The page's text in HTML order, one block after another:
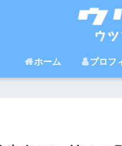
ホーム プロフ